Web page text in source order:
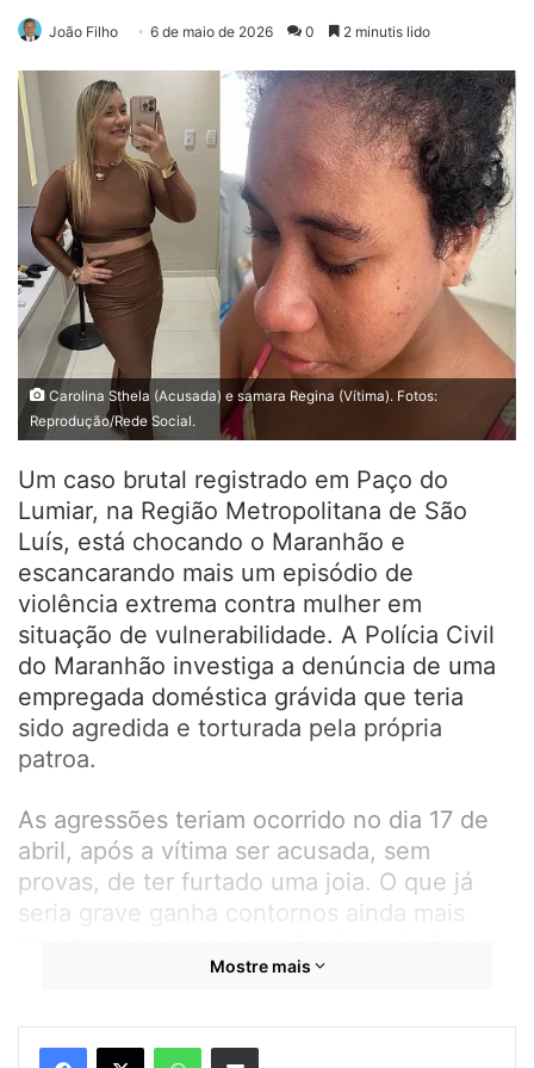
João Filho 6 de maio de 2026 0 2 minutis lido
Carolina Sthela (Acusada) e samara Regina (Vítima). Fotos:
Reprodução/Rede Social.
Um caso brutal registrado em Paço do
Lumiar, na Região Metropolitana de São
Luís, está chocando o Maranhão e
escancarando mais um episódio de
violência extrema contra mulher em
situação de vulnerabilidade. A Polícia Civil
do Maranhão investiga a denúncia de uma
empregada doméstica grávida que teria
sido agredida e torturada pela própria
patroa.
As agressões teriam ocorrido no dia 17 de
abril, após a vítima ser acusada, sem
provas, de ter furtado uma joia. O que já
seria grave ganha contornos ainda mais
parte de um policial militar, que teria
relação de amizade.
Mostre mais